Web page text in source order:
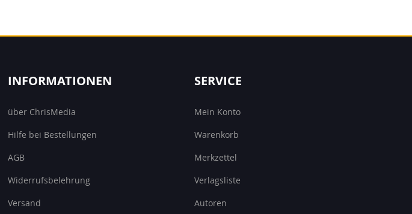
INFORMATIONEN
über ChrisMedia
Hilfe bei Bestellungen
AGB
Widerrufsbelehrung
Versand
SERVICE
Mein Konto
Warenkorb
Merkzettel
Verlagsliste
Autoren